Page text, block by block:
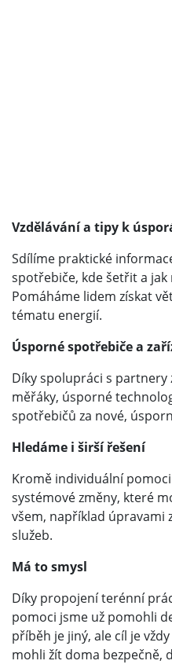
Vzdělávání a tipy k
Sdílíme praktické
spotřebiče, kde šetřit a
Pomáháme lidem získat
tématu energií.
Úsporné spotřebiče a
Díky spolupráci s
měřáky, úsporné
spotřebičů za nové,
Hledáme i širší řešení
Kromě individuální
systémové změny, které
všem, například úpravami
služeb.
Má to smysl
Díky propojení terénní
pomoci jsme už pomohli
příběh je jiný, ale cíl je
mohli žít doma bezpečně,